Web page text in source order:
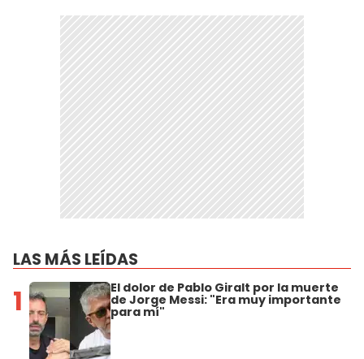
LAS MÁS LEÍDAS
1 El dolor de Pablo Giralt por la muerte
de Jorge Messi: "Era muy importante
para mí"